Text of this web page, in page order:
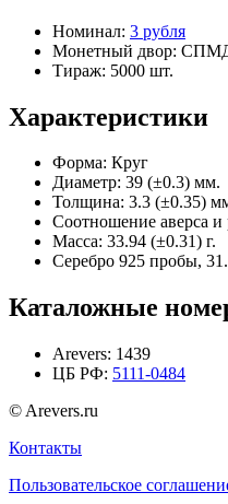
Номинал: 3 рубля
Монетный двор:
Тираж: 5000 шт.
Характеристики
Форма: Круг
Диаметр: 39 (±0.3) мм.
Толщина: 3.3 (±0.35)
Соотношение аверса и
Масса: 33.94 (±0.31) г.
Серебро 925 пробы,
Каталожные
Arevers: 1439
ЦБ РФ: 5111-0484
© Arevers.ru
Контакты
Пользовательское